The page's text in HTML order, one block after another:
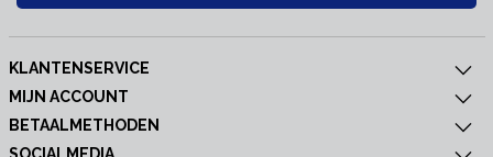
KLANTENSERVICE
MIJN ACCOUNT
BETAALMETHODEN